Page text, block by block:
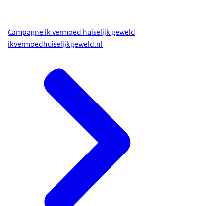
Campagne ik vermoed huiselijk geweld
ikvermoedhuiselijkgeweld.nl